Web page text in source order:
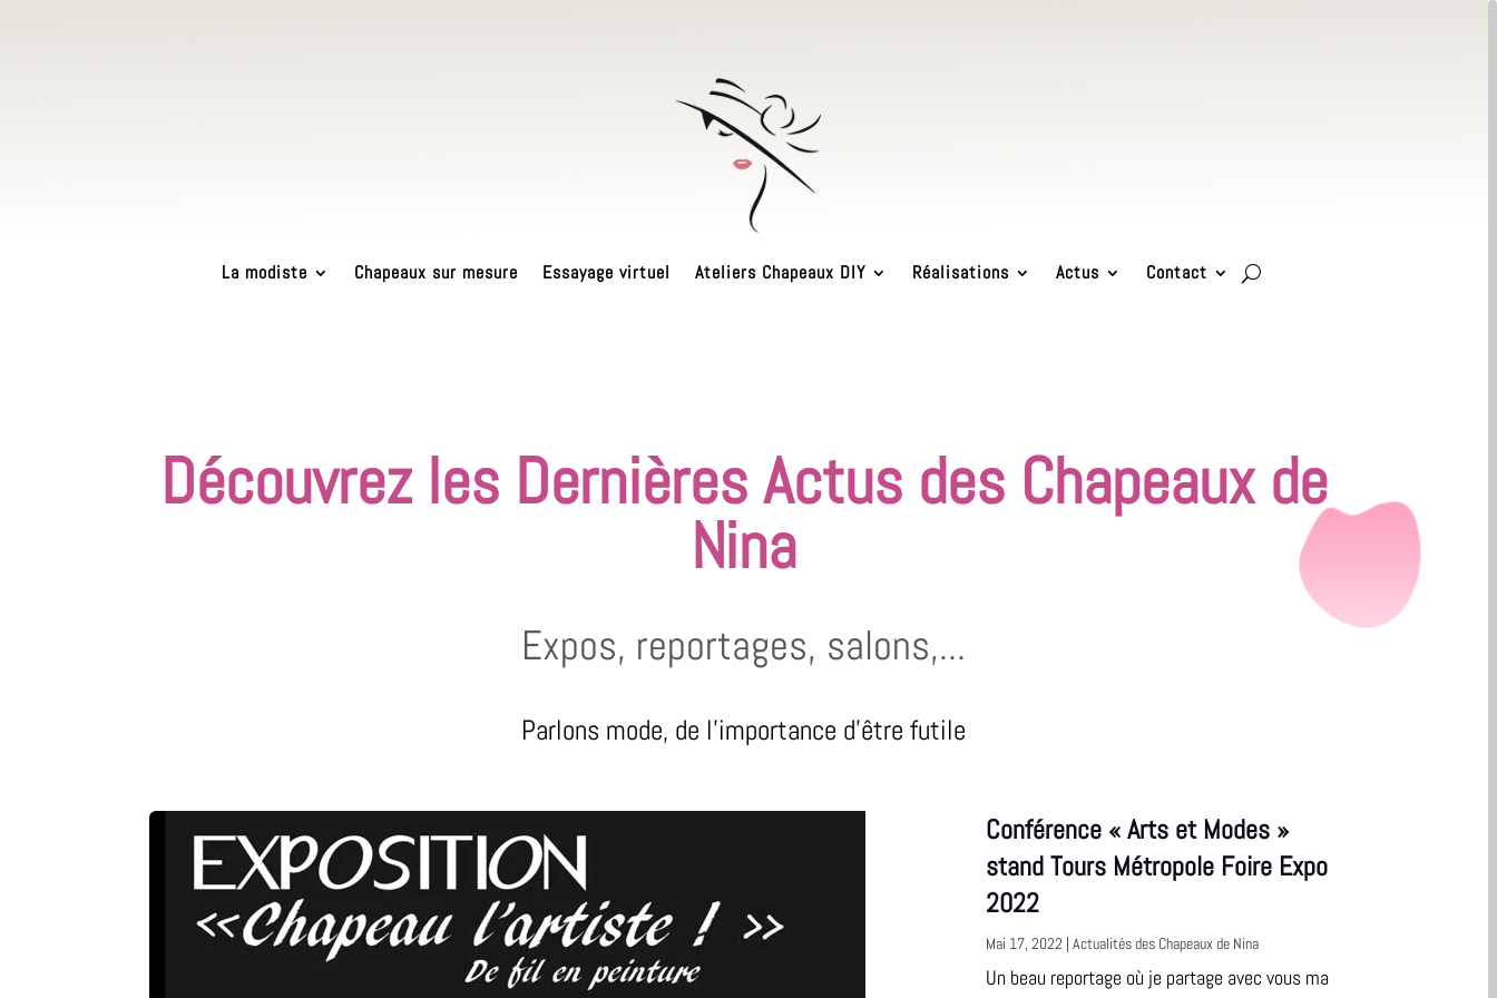
La modiste Chapeaux sur mesure Essayage virtuel Ateliers Chapeaux DIY Réalisations Actus Contact
Découvrez les Dernières Actus des Chapeaux de
Nina
Expos, reportages, salons,...
Parlons mode, de l'importance d'être futile
Conférence « Arts et Modes »
stand Tours Métropole Foire Expo
2022
Mai 17, 2022 |Actualités des Chapeaux de Nina
Un beau reportage où je partage avec vous ma